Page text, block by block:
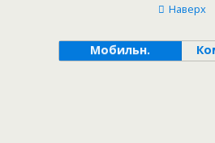
Наверх
Мобильн.